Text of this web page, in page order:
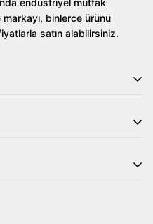
uygun, garantili ve
endüstriyel mutfak
binlerce ürünü
satın alabilirsiniz.